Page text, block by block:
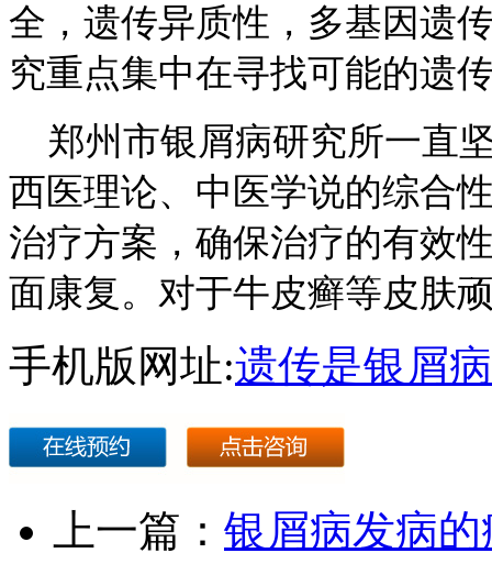
全，遗传异质性，多基因遗
究重点集中在寻找可能的遗
郑州市银屑病研究所一直
西医理论、中医学说的综合
治疗方案，确保治疗的有效
面康复。对于牛皮癣等皮肤
手机版网址:遗传是银屑
上一篇： 银屑病发病